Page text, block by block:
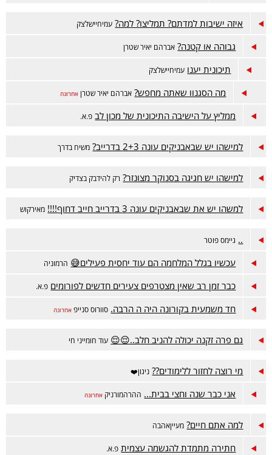
איזה ישיבות למדתם? תמליצו? למה? עמיחיישלצק
גבוהה או קטנה? אברהם יאיר שטרן
תיכונית יענו עמיחיישלצק
מה הסגנוו שאתה מחפש? אברהם יאיר שטרן אחרונה
ממליץ על הישיבה התיכונית של מכון לב פ.א.
למישהו יש שבאבניקים עונה 2+3 בדרייב? משיח בדרך
למישהו יש חגיגה בסנוקר מצונזר? רק להידבק בצדיק
למשהו יש את שבאבניקים עונה 3 בדרייב חייב דחוף!!!! מאירקוש
.. גיימס פוטר
עכשיו בגלל המלחמה הם עוד יחסית פעילים😅 הרמוניה
כבר זמן רב שאין מצטרפים צעירים חדשים לפורומים פ.א.
חד משמעית בקורונה היה ה הרבה. סוורוס סנייפ אחרונה
גם פרה זקנה יכולה להניב חלב..😌😌 עוד חומייני חי
מי רוצה לחזור ללימודים?? ניגון❤️
אני כבר שנה וחצי בבית... ההרהמורניק אחרונה
למה אתם חיים? מעייןאהבה
חתירה מתמדת להגשמה עצמית פ.א.